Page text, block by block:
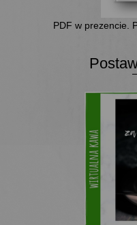
PDF w prezencie.